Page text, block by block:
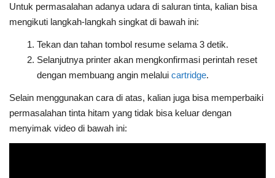
Untuk permasalahan adanya udara di saluran tinta, kalian bisa
mengikuti langkah-langkah singkat di bawah ini:
Tekan dan tahan tombol resume selama 3 detik.
Selanjutnya printer akan mengkonfirmasi perintah reset
dengan membuang angin melalui cartridge.
Selain menggunakan cara di atas, kalian juga bisa memperbaiki
permasalahan tinta hitam yang tidak bisa keluar dengan
menyimak video di bawah ini: